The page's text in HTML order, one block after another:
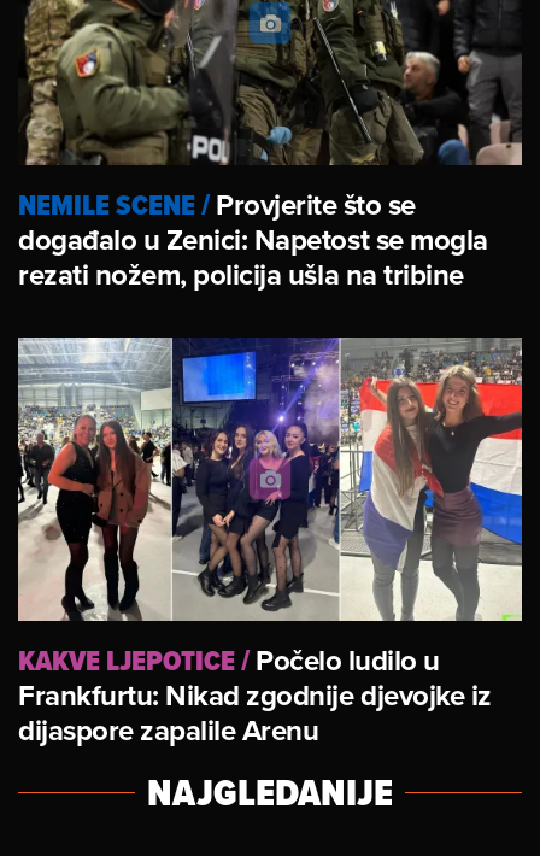
NEMILE SCENE/Provjerite što se
događalo u Zenici: Napetost se mogla
rezati nožem, policija ušla na tribine
KAKVE LJEPOTICE/Počelo ludilo u
Frankfurtu: Nikad zgodnije djevojke iz
dijaspore zapalile Arenu
NAJGLEDANIJE